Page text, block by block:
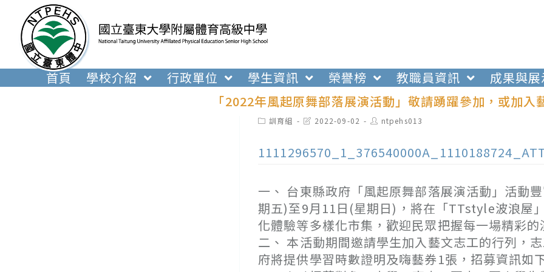
內
首頁 學校介紹 行政單位 學生資訊 榮譽榜 教職員資訊
成果與
「2022年風起原舞部落展演活動」敬請踴躍參加，或加入
Post訓育組
Post2022-09-02
Post
author:
ntpehs013
一、 台東縣政府「風起原舞部落展演活動」活動
期五)至9月11日(星期日)，將在「TTstyle波浪屋
化體驗等多樣化市集，歡迎民眾把握每一場精彩
二、 本活動期間邀請學生加入藝文志工的行列，
府將提供學習時數證明及嗨藝券1張，招募資訊如